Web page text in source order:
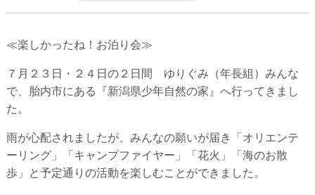
≪楽しかったね！お泊り会≫
７月２３日・２４日の２日間 ゆりぐみ（年長組）みんな
で、胎内市にある『新潟県少年自然の家』へ行ってきまし
た。
雨が心配されましたが、みんなの願いが届き「オリエンテ
ーリング」「キャンプファイヤー」「花火」「海のお散
歩」と予定通りの活動を楽しむことができました。